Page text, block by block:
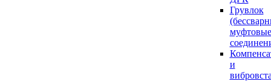
Грувлок
муфтовые
и